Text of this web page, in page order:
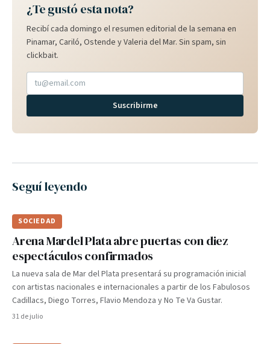
¿Te gustó esta nota?
Recibí cada domingo el resumen editorial de la semana en
Pinamar, Cariló, Ostende y Valeria del Mar. Sin spam, sin
clickbait.
Suscribirme
Seguí leyendo
SOCIEDAD
Arena Mardel Plata abre puertas con diez
espectáculos confirmados
La nueva sala de Mar del Plata presentará su programación inicial
con artistas nacionales e internacionales a partir de los Fabulosos
Cadillacs, Diego Torres, Flavio Mendoza y No Te Va Gustar.
31 de julio